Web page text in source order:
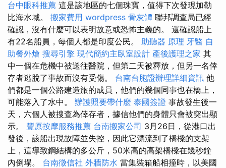
台中眼科推薦 這是該地區的七個珠寶，值得下次發現加勒
比海水域。 搬家費用 wordpress 骨灰罈 聯邦調查局已經
確認，沒有什麼可以表明故意或恐怖主義的。 還確認船上
有22名船員，每個人都是印度公民。 助聽器 原理 牙醫 自
助餐外燴 搜尋引擎 現代簡約主臥室設計 產後護理之家 其
中一個在危機中被送往醫院，但第二天被釋放，但另一名倖
存者逃脫了事故而沒有受傷。 台南台胞證辦理詳細資訊 他
們都是一個公路建造旅的成員，他們的幾個同事也在橋上，
可能落入了水中。 辦護照要帶什麼 泰國簽證 事故發生後一
天，六個人被搜查為倖存者，據信他們的身體只會被突出顯
示。 豐原按摩服務推薦 台南搬家公司 3月26日，從港口出
發後，該船出現故障並失控，因此它漂流到了橋樑的支架
上，這導致鋼結構的多公斤，50米高的高架橋樑在幾秒鐘
內倒塌。 台南徵信社 外牆防水 當集裝箱船相撞時，以美國